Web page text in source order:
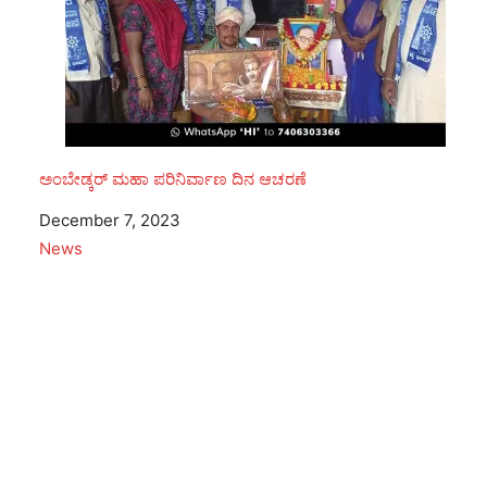
ಅಂಬೇಡ್ಕರ್ ಮಹಾ ಪರಿನಿರ್ವಾಣ ದಿನ ಆಚರಣೆ
Date
December 7, 2023
In relation to
News